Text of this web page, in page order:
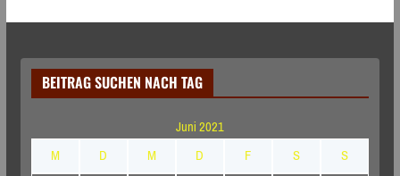
BEITRAG SUCHEN NACH TAG
Juni 2021
M
D M D F S
S